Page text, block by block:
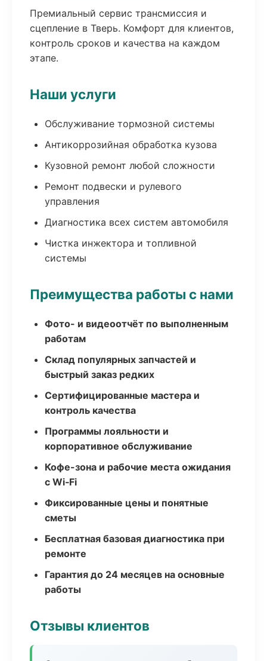
Премиальный сервис трансмиссия и
сцепление в Тверь. Комфорт для клиентов,
контроль сроков и качества на каждом
этапе.
Наши услуги
Обслуживание тормозной системы
Антикоррозийная обработка кузова
Кузовной ремонт любой сложности
Ремонт подвески и рулевого
управления
Диагностика всех систем автомобиля
Чистка инжектора и топливной
системы
Преимущества работы с нами
Фото- и видеоотчёт по выполненным
работам
Склад популярных запчастей и
быстрый заказ редких
Сертифицированные мастера и
контроль качества
Программы лояльности и
корпоративное обслуживание
Кофе-зона и рабочие места ожидания
с Wi‑Fi
Фиксированные цены и понятные
сметы
Бесплатная базовая диагностика при
ремонте
Гарантия до 24 месяцев на основные
работы
Отзывы клиентов